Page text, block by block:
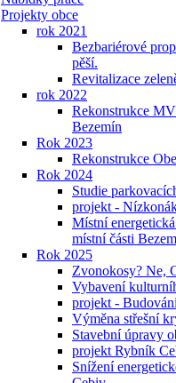
Projekty obce
rok 2021
Bezbariérové
pěší.
Revitalizace
rok 2022
Rekonstrukce
Bezemín
Rok 2023
Rekonstrukce
Rok 2024
Studie
projekt -
Místní
místní části
Rok 2025
Zvonokosy? Ne,
Vybavení
projekt -
Výměna střešní
Stavební úpravy
projekt Rybník
Snížení